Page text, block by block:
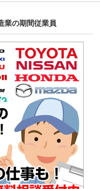
業の期間従業員